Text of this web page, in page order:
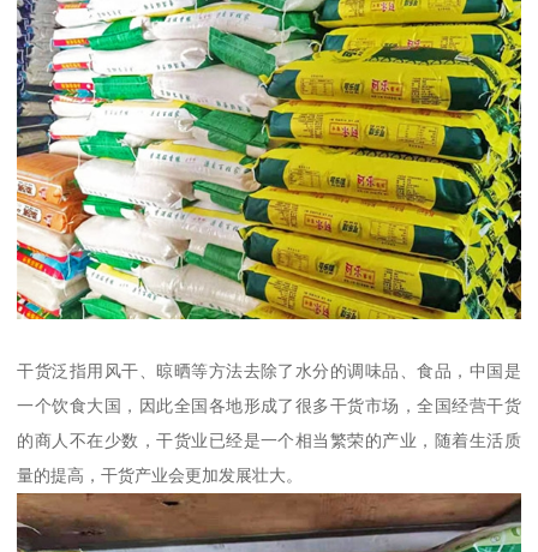
干货泛指用风干、晾晒等方法去除了水分的调味品、食品，中国是
一个饮食大国，因此全国各地形成了很多干货市场，全国经营干货
的商人不在少数，干货业已经是一个相当繁荣的产业，随着生活质
量的提高，干货产业会更加发展壮大。